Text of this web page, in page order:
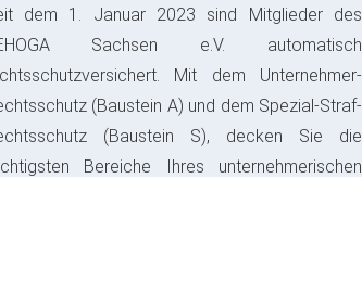
dem 1. Januar 2023 sind Mitglieder des
Sachsen e.V. automatisch
Mit dem Unternehmer-
(Baustein A) und dem Spezial-Straf-
(Baustein S), decken Sie die
Bereiche Ihres unternehmerischen
ab und sparen bares Geld.